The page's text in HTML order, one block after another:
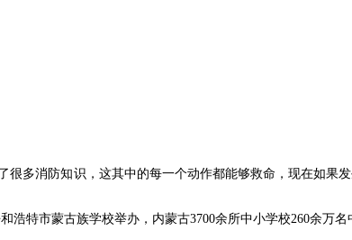
很多消防知识，这其中的每一个动作都能够救命，现在如果
特市蒙古族学校举办，内蒙古3700余所中小学校260余万名